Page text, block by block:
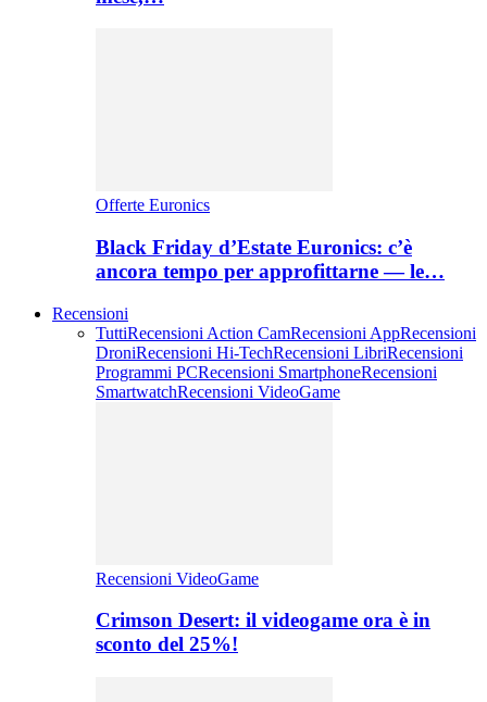
Offerte Euronics
Black Friday d’Estate Euronics: c’è
ancora tempo per approfittarne — le…
Recensioni
TuttiRecensioni Action CamRecensioni AppRecensioni
DroniRecensioni Hi-TechRecensioni LibriRecensioni
Programmi PCRecensioni SmartphoneRecensioni
SmartwatchRecensioni VideoGame
Recensioni VideoGame
Crimson Desert: il videogame ora è in
sconto del 25%!